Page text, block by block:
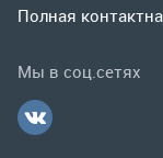
Спецпредложения